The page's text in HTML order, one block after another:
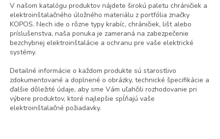
V našom katalógu produktov nájdete širokú paletu chráničiek a
elektroinštalačného úložného materiálu z portfólia značky
KOPOS. Nech ide o rôzne typy krabíc, chráničiek, lišt alebo
príslušenstva, naša ponuka je zameraná na zabezpečenie
bezchybnej elektroinštalácie a ochranu pre vaše elektrické
systémy.
Detailné informácie o každom produkte sú starostlivo
zdokumentované a doplnené o obrázky, technické špecifikácie a
ďalšie dôležité údaje, aby sme Vám uľahčili rozhodovanie pri
výbere produktov, ktoré najlepšie spĺňajú vaše
elektroinštalačné požiadavky.